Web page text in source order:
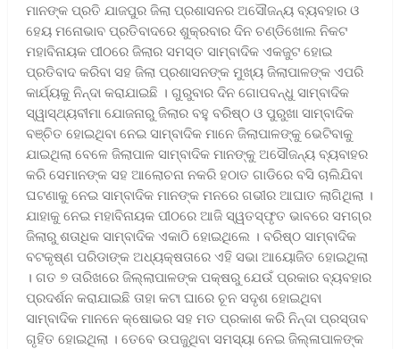
ମାନଙ୍କ ପ୍ରତି ଯାଜପୁର ଜିଲା ପ୍ରଶାସନର ଅସୌଜନ୍ୟ ବ୍ୟବହାର ଓ
ହେୟ ମନୋଭାବ ପ୍ରତିବାଦରେ ଶୁକ୍ରବାର ଦିନ ଚଣ୍ଡିଖୋଲ ନିକଟ
ମହାବିନାୟକ ପୀଠରେ ଜିଲାର ସମସ୍ତ ସାମ୍ବାଦିକ ଏକଜୁଟ ହୋଇ
ପ୍ରତିବାଦ କରିବା ସହ ଜିଲା ପ୍ରଶାସନଙ୍କ ମୁଖ୍ୟ ଜିଲାପାଳଙ୍କ ଏପରି
କାର୍ଯ୍ୟକୁ ନିନ୍ଦା କରାଯାଇଛି । ଗୁରୁବାର ଦିନ ଗୋପବନ୍ଧୁ ସାମ୍ବାଦିକ
ସ୍ୱାସ୍ଥ୍ୟବୀମା ଯୋଜନାରୁ ଜିଲାର ବହୁ ବରିଷ୍ଠ ଓ ପୁରୁଖା ସାମ୍ବାଦିକ
ବଞ୍ଚିତ ହୋଇଥିବା ନେଇ ସାମ୍ବାଦିକ ମାନେ ଜିଲାପାଳଙ୍କୁ ଭେଟିବାକୁ
ଯାଇଥିଲା ବେଳେ ଜିଲାପାଳ ସାମ୍ବାଦିକ ମାନଙ୍କୁ ଅସୌଜନ୍ୟ ବ୍ୟବାହର
କରି ସେମାନଙ୍କ ସହ ଆଲୋଚନା ନକରି ହଠାତ ଗାଡିରେ ବସି ଚାଲିଯିବା
ଘଟଣାକୁ ନେଇ ସାମ୍ବାଦିକ ମାନଙ୍କ ମନରେ ଗଭୀର ଆଘାତ ଲାଗିଥିଲା ।
ଯାହାକୁ ନେଇ ମହାବିନାୟକ ପୀଠରେ ଆଜି ସ୍ୱତସ୍ଫୃତ ଭାବରେ ସମଗ୍ର
ଜିଲାରୁ ଶତାଧିକ ସାମ୍ବାଦିକ ଏକାଠି ହୋଇଥିଲେ । ବରିଷ୍ଠ ସାମ୍ବାଦିକ
ବଟକୃଷ୍ଣ ପରିଡାଙ୍କ ଅଧ୍ୟକ୍ଷତାରେ ଏହି ସଭା ଆୟୋଜିତ ହୋଇଥିଲା
। ଗତ ୭ ତାରିଖରେ ଜିଲ୍ଲାପାଳଙ୍କ ପକ୍ଷରୁ ଯେଉଁ ପ୍ରକାର ବ୍ୟବହାର
ପ୍ରଦର୍ଶନ କରାଯାଇଛି ତାହା କଟା ଘାରେ ଚୂନ ସଦୃଶ ହୋଇଥିବା
ସାମ୍ବାଦିକ ମାନନେ କ୍ଷୋଭର ସହ ମତ ପ୍ରକାଶ କରି ନିନ୍ଦା ପ୍ରସ୍ତାବ
ଗୃହିତ ହୋଇଥିଲା । ତେବେ ଉପଜୁଥିବା ସମସ୍ୟା ନେଇ ଜିଲ୍ଳାପାଳଙ୍କ